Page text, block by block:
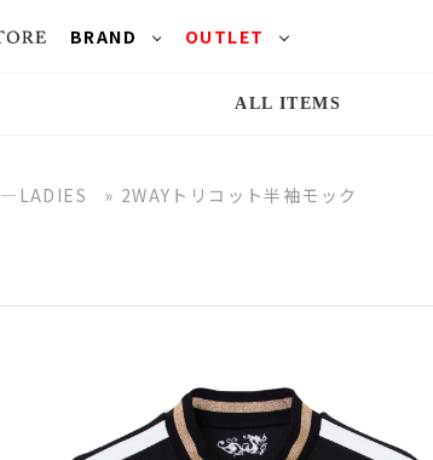
BRAND OUTLET
ALL ITEMS
―LADIES » 2WAYトリコット半袖モック